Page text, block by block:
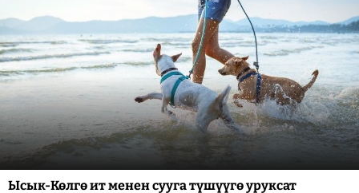
Ысык-Көлгө ит менен сууга түшүүгө уруксат